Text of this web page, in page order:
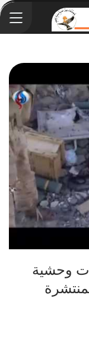
وحشية